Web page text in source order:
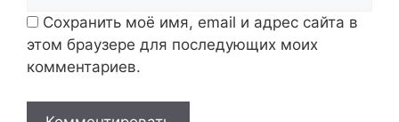
Сохранить моё имя, email и адрес сайта в
этом браузере для последующих моих
комментариев.